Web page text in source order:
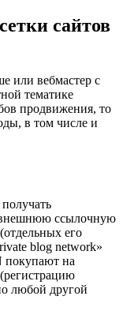
сайтов
или вебмастер с
тематике
продвижения, то
в том числе и
внешнюю ссылочную
его
blog network»
покупают на
любой другой